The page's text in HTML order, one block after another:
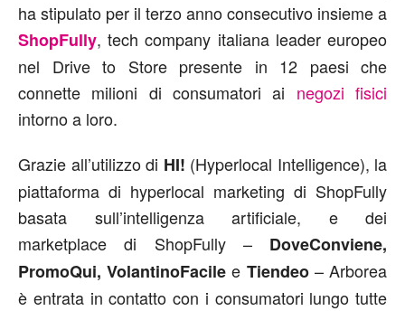
ha stipulato per il terzo anno consecutivo insieme a
ShopFully, tech company italiana leader europeo
nel Drive to Store presente in 12 paesi che
connette milioni di consumatori ai negozi fisici
intorno a loro.
Grazie all’utilizzo di HI! (Hyperlocal Intelligence), la
piattaforma di hyperlocal marketing di ShopFully
basata sull’intelligenza artificiale, e dei
marketplace di ShopFully – DoveConviene,
PromoQui, VolantinoFacile e Tiendeo– Arborea
è entrata in contatto con i consumatori lungo tutte